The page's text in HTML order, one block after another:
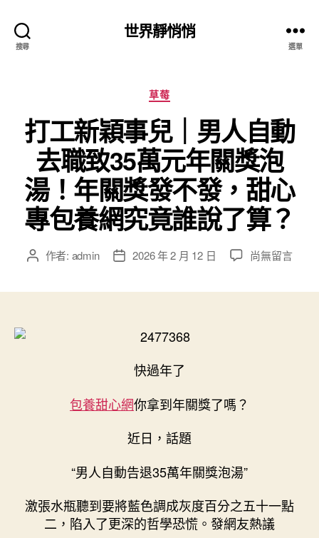
搜尋
世界靜悄悄
選單
分
類
草莓
打工新穎事兒｜男人自動
去職致35萬元年關獎泡
湯！年關獎發不發，甜心
專包養網究竟誰說了算？
文 作者: admin
文 2026 年 2 月 12 日
在
萬
元
尚無留言
快過年了
包養甜心網你拿到年關獎了嗎？
近日，話題
“男人自動告退35萬年關獎泡湯”
激張水瓶聽到要將藍色調成灰度百分之五十一點
二，陷入了更深的哲學恐慌。發網友熱議